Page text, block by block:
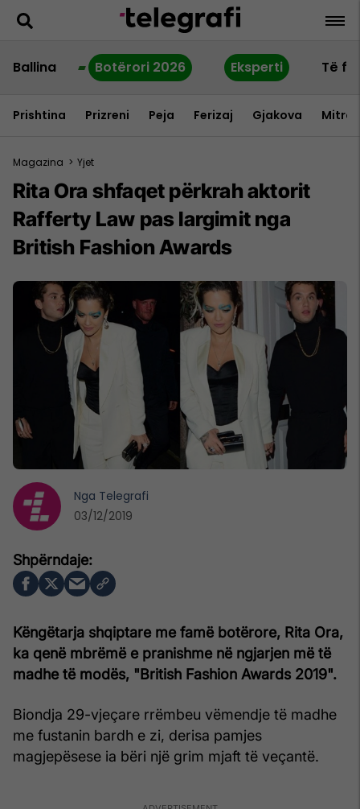
Ballina Botërori 2026 Eksperti Të
Prishtina Prizreni Peja Ferizaj Gjakova
Magazina > Yjet
Rita Ora shfaqet përkrah aktorit
Rafferty Law pas largimit nga
British Fashion Awards
Këngëtarja shqiptare me famë botërore, Rita Ora,
ka qenë mbrëmë e pranishme në ngjarjen më të
madhe të modës, "British Fashion Awards 2019".
Biondja 29-vjeçare rrëmbeu vëmendje të madhe
me fustanin bardh e zi, derisa pamjes
magjepësese ia bëri një grim mjaft të veçantë.
Nga Telegrafi
03/12/2019